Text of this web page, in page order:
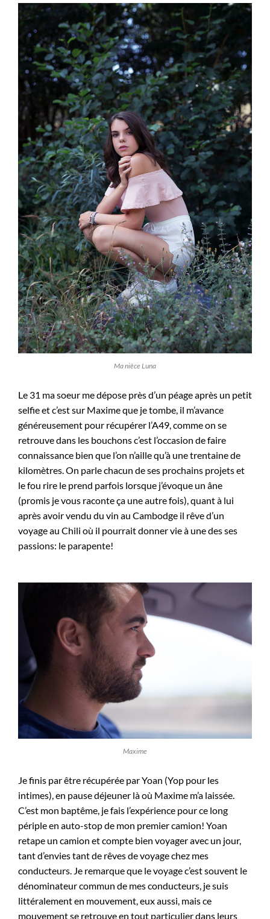
Ma nièce Luna
Le 31 ma soeur me dépose près d’un péage après un petit
selfie et c’est sur Maxime que je tombe, il m’avance
généreusement pour récupérer l’A49, comme on se
retrouve dans les bouchons c’est l’occasion de faire
connaissance bien que l’on n’aille qu’à une trentaine de
kilomètres. On parle chacun de ses prochains projets et
le fou rire le prend parfois lorsque j’évoque un âne
(promis je vous raconte ça une autre fois), quant à lui
après avoir vendu du vin au Cambodge il rêve d’un
voyage au Chili où il pourrait donner vie à une des ses
passions: le parapente!
Maxime
Je finis par être récupérée par Yoan (Yop pour les
intimes), en pause déjeuner là où Maxime m’a laissée.
C’est mon baptême, je fais l’expérience pour ce long
périple en auto-stop de mon premier camion! Yoan
retape un camion et compte bien voyager avec un jour,
tant d’envies tant de rêves de voyage chez mes
conducteurs. Je remarque que le voyage c’est souvent le
dénominateur commun de mes conducteurs, je suis
littéralement en mouvement, eux aussi, mais ce
mouvement se retrouve en tout particulier dans leurs